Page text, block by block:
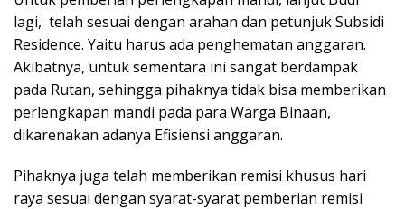
lagi, telah sesuai dengan arahan dan petunjuk Subsidi
Residence. Yaitu harus ada penghematan anggaran.
Akibatnya, untuk sementara ini sangat berdampak
pada Rutan, sehingga pihaknya tidak bisa memberikan
perlengkapan mandi pada para Warga Binaan,
dikarenakan adanya Efisiensi anggaran.
Pihaknya juga telah memberikan remisi khusus hari
raya sesuai dengan syarat-syarat pemberian remisi